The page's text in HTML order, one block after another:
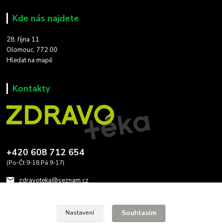
Kde nás najdete
28. října 11
Olomouc, 772 00
Hledat na mapě
Kontakty
+420 608 712 654
(Po-Čt 9-18,Pá 9-17)
zdravoteka@seznam.cz
Nastavení Souhlasím